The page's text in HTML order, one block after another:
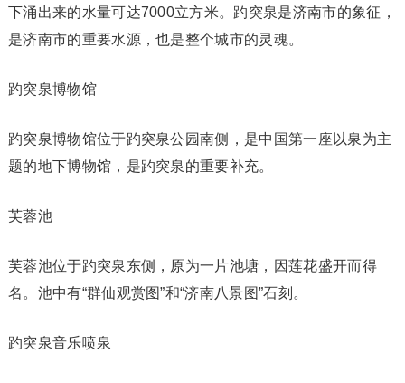
下涌出来的水量可达7000立方米。趵突泉是济南市的象征，
是济南市的重要水源，也是整个城市的灵魂。
趵突泉博物馆
趵突泉博物馆位于趵突泉公园南侧，是中国第一座以泉为主
题的地下博物馆，是趵突泉的重要补充。
芙蓉池
芙蓉池位于趵突泉东侧，原为一片池塘，因莲花盛开而得
名。池中有“群仙观赏图”和“济南八景图”石刻。
趵突泉音乐喷泉